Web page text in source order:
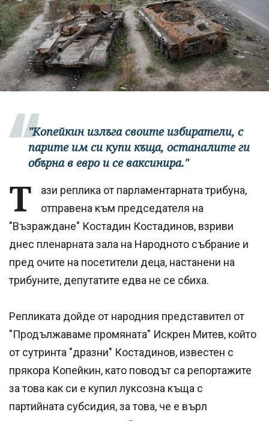
"Копейкин излъга своите избиратели, с
парите им си купи къща, останалите ги
обърна в евро и се ваксинира."
Т
ази реплика от парламентарната трибуна,
отправена към председателя на
"Възраждане" Костадин Костадинов, взриви
днес пленарната зала на Народното събрание и
пред очите на посетители деца, настанени на
трибуните, депутатите едва не се сбиха.
Репликата дойде от народния представител от
"Продължаваме промяната" Искрен Митев, който
от сутринта "дразни" Костадинов, известен с
прякора Копейкин, като поводът са репортажите
за това как си е купил луксозна къща с
партийната субсидия, за това, че е върл